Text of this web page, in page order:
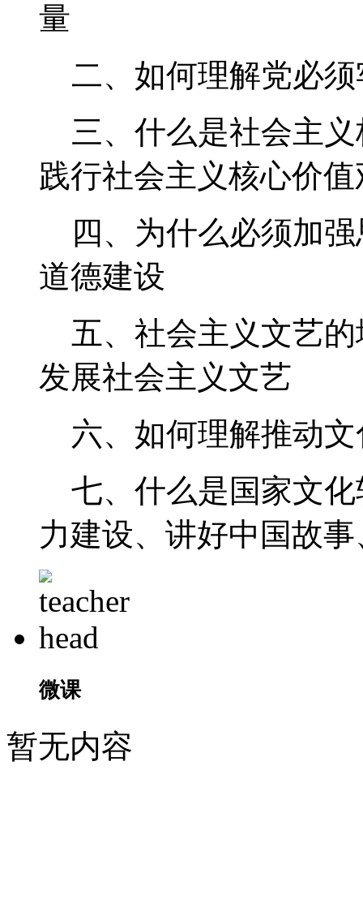
量
二、如何理解党必须
三、什么是社会主义
践行社会主义核心价值
四、为什么必须加强
道德建设
五、社会主义文艺的
发展社会主义文艺
六、如何理解推动文
七、什么是国家文化
力建设、讲好中国故
微课
暂无内容